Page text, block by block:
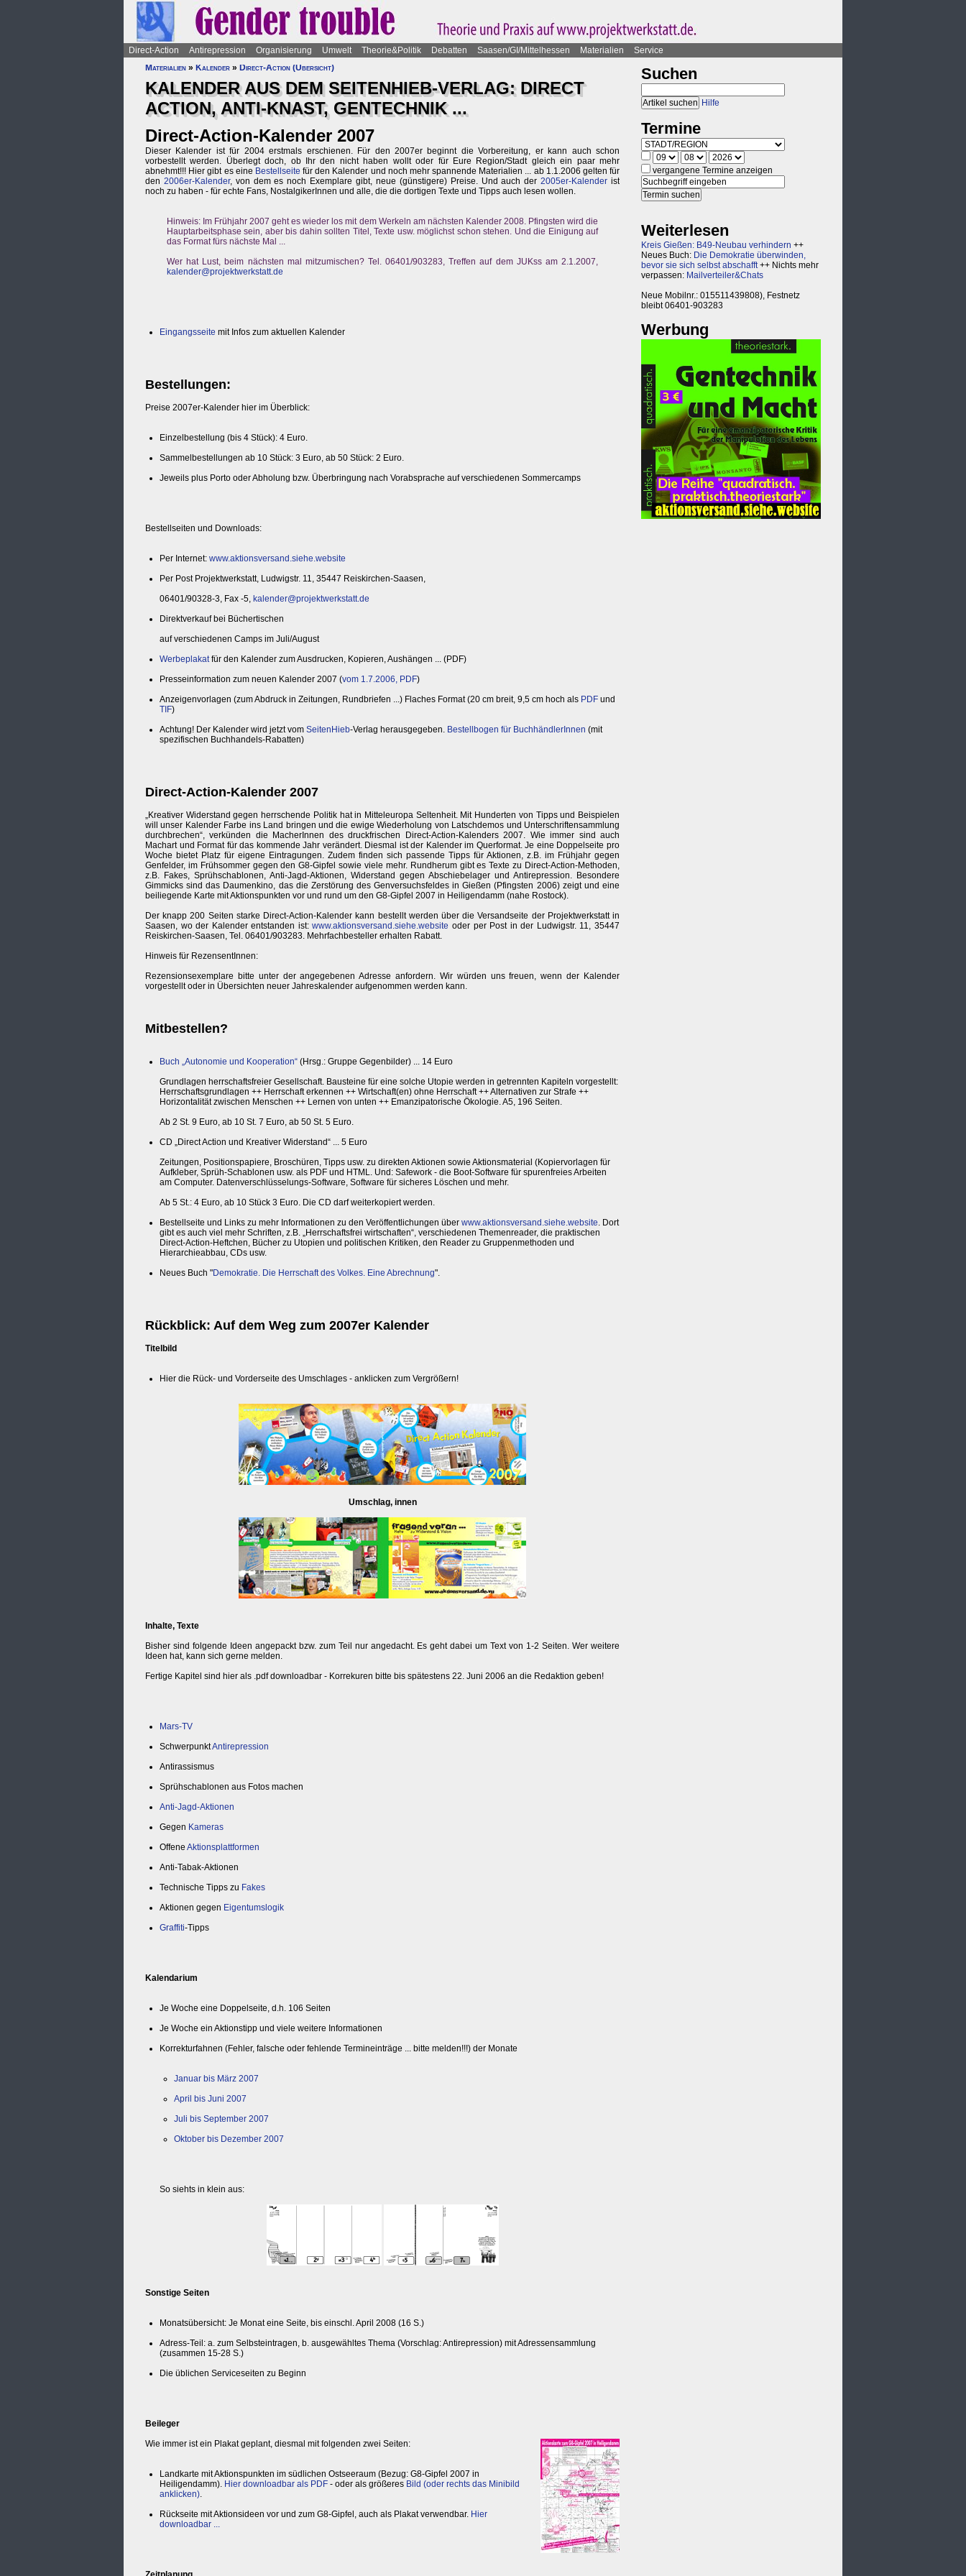
Direct-Action Antirepression Organisierung Umwelt Theorie&Politik Debatten Saasen/GI/Mittelhessen Materialien
Service
Materialien » Kalender » Direct-Action (Übersicht)
KALENDER AUS DEM SEITENHIEB-VERLAG: DIRECT
ACTION, ANTI-KNAST, GENTECHNIK ...
Direct-Action-Kalender 2007
Dieser Kalender ist für 2004 erstmals erschienen. Für den 2007er beginnt die Vorbereitung, er kann auch schon
vorbestellt werden. Überlegt doch, ob Ihr den nicht haben wollt oder für Eure Region/Stadt gleich ein paar mehr
abnehmt!!! Hier gibt es eine Bestellseite für den Kalender und noch mehr spannende Materialien ... ab 1.1.2006 gelten für
den 2006er-Kalender, von dem es noch Exemplare gibt, neue (günstigere) Preise. Und auch der2005er-Kalender ist
noch zu haben - für echte Fans, NostalgikerInnen und alle, die die dortigen Texte und Tipps auch lesen wollen.
Hinweis: Im Frühjahr 2007 geht es wieder los mit dem Werkeln am nächsten Kalender 2008. Pfingsten wird die
Hauptarbeitsphase sein, aber bis dahin sollten Titel, Texte usw. möglichst schon stehen. Und die Einigung auf
das Format fürs nächste Mal ...
Wer hat Lust, beim nächsten mal mitzumischen? Tel. 06401/903283, Treffen auf dem JUKss am 2.1.2007,
kalender@projektwerkstatt.de
Eingangsseite mit Infos zum aktuellen Kalender
Bestellungen:
Preise 2007er-Kalender hier im Überblick:
Einzelbestellung (bis 4 Stück): 4 Euro.
Sammelbestellungen ab 10 Stück: 3 Euro, ab 50 Stück: 2 Euro.
Jeweils plus Porto oder Abholung bzw. Überbringung nach Vorabsprache auf verschiedenen Sommercamps
Bestellseiten und Downloads:
Per Internet: www.aktionsversand.siehe.website
Per Post Projektwerkstatt, Ludwigstr. 11, 35447 Reiskirchen-Saasen,
06401/90328-3, Fax -5, kalender@projektwerkstatt.de
Direktverkauf bei Büchertischen
auf verschiedenen Camps im Juli/August
Werbeplakatfür den Kalender zum Ausdrucken, Kopieren, Aushängen ... (PDF)
Presseinformation zum neuen Kalender 2007 (vom 1.7.2006, PDF)
Anzeigenvorlagen (zum Abdruck in Zeitungen, Rundbriefen ...) Flaches Format (20 cm breit, 9,5 cm hoch als PDF und
TIF)
Achtung! Der Kalender wird jetzt vom SeitenHieb-Verlag herausgegeben. Bestellbogen für BuchhändlerInnen (mit
spezifischen Buchhandels-Rabatten)
Direct-Action-Kalender 2007
„Kreativer Widerstand gegen herrschende Politik hat in Mitteleuropa Seltenheit. Mit Hunderten von Tipps und Beispielen
will unser Kalender Farbe ins Land bringen und die ewige Wiederholung von Latschdemos und Unterschriftensammlung
durchbrechen“, verkünden die MacherInnen des druckfrischen Direct-Action-Kalenders 2007. Wie immer sind auch
Machart und Format für das kommende Jahr verändert. Diesmal ist der Kalender im Querformat. Je eine Doppelseite pro
Woche bietet Platz für eigene Eintragungen. Zudem finden sich passende Tipps für Aktionen, z.B. im Frühjahr gegen
Genfelder, im Frühsommer gegen den G8-Gipfel sowie viele mehr. Rundherum gibt es Texte zu Direct-Action-Methoden,
z.B. Fakes, Sprühschablonen, Anti-Jagd-Aktionen, Widerstand gegen Abschiebelager und Antirepression. Besondere
Gimmicks sind das Daumenkino, das die Zerstörung des Genversuchsfeldes in Gießen (Pfingsten 2006) zeigt und eine
beiliegende Karte mit Aktionspunkten vor und rund um den G8-Gipfel 2007 in Heiligendamm (nahe Rostock).
Der knapp 200 Seiten starke Direct-Action-Kalender kann bestellt werden über die Versandseite der Projektwerkstatt in
Saasen, wo der Kalender entstanden ist:www.aktionsversand.siehe.website oder per Post in der Ludwigstr. 11, 35447
Reiskirchen-Saasen, Tel. 06401/903283. Mehrfachbesteller erhalten Rabatt.
Hinweis für RezensentInnen:
Rezensionsexemplare bitte unter der angegebenen Adresse anfordern. Wir würden uns freuen, wenn der Kalender
vorgestellt oder in Übersichten neuer Jahreskalender aufgenommen werden kann.
Mitbestellen?
Buch „Autonomie und Kooperation“ (Hrsg.: Gruppe Gegenbilder) ... 14 Euro
Grundlagen herrschaftsfreier Gesellschaft. Bausteine für eine solche Utopie werden in getrennten Kapiteln vorgestellt:
Herrschaftsgrundlagen ++ Herrschaft erkennen ++ Wirtschaft(en) ohne Herrschaft ++ Alternativen zur Strafe ++
Horizontalität zwischen Menschen ++ Lernen von unten ++ Emanzipatorische Ökologie. A5, 196 Seiten.
Ab 2 St. 9 Euro, ab 10 St. 7 Euro, ab 50 St. 5 Euro.
CD „Direct Action und Kreativer Widerstand“ ... 5 Euro
Zeitungen, Positionspapiere, Broschüren, Tipps usw. zu direkten Aktionen sowie Aktionsmaterial (Kopiervorlagen für
Aufkleber, Sprüh-Schablonen usw. als PDF und HTML. Und: Safework - die Boot-Software für spurenfreies Arbeiten
am Computer. Datenverschlüsselungs-Software, Software für sicheres Löschen und mehr.
Ab 5 St.: 4 Euro, ab 10 Stück 3 Euro. Die CD darf weiterkopiert werden.
Bestellseite und Links zu mehr Informationen zu den Veröffentlichungen über www.aktionsversand.siehe.website. Dort
gibt es auch viel mehr Schriften, z.B. „Herrschaftsfrei wirtschaften“, verschiedenen Themenreader, die praktischen
Direct-Action-Heftchen, Bücher zu Utopien und politischen Kritiken, den Reader zu Gruppenmethoden und
Hierarchieabbau, CDs usw.
Neues Buch "Demokratie. Die Herrschaft des Volkes. Eine Abrechnung".
Rückblick: Auf dem Weg zum 2007er Kalender
Titelbild
Hier die Rück- und Vorderseite des Umschlages - anklicken zum Vergrößern!
Umschlag, innen
Inhalte, Texte
Bisher sind folgende Ideen angepackt bzw. zum Teil nur angedacht. Es geht dabei um Text von 1-2 Seiten. Wer weitere
Ideen hat, kann sich gerne melden.
Fertige Kapitel sind hier als .pdf downloadbar - Korrekuren bitte bis spätestens 22. Juni 2006 an die Redaktion geben!
Mars-TV
SchwerpunktAntirepression
Antirassismus
Sprühschablonen aus Fotos machen
Anti-Jagd-Aktionen
Gegen Kameras
Offene Aktionsplattformen
Anti-Tabak-Aktionen
Technische Tipps zu Fakes
Aktionen gegen Eigentumslogik
Graffiti-Tipps
Kalendarium
Je Woche eine Doppelseite, d.h. 106 Seiten
Je Woche ein Aktionstipp und viele weitere Informationen
Korrekturfahnen (Fehler, falsche oder fehlende Termineinträge ... bitte melden!!!) der Monate
Januar bis März 2007
April bis Juni 2007
Juli bis September 2007
Oktober bis Dezember 2007
So siehts in klein aus:
Sonstige Seiten
Monatsübersicht: Je Monat eine Seite, bis einschl. April 2008 (16 S.)
Adress-Teil: a. zum Selbsteintragen, b. ausgewähltes Thema (Vorschlag: Antirepression) mit Adressensammlung
(zusammen 15-28 S.)
Die üblichen Serviceseiten zu Beginn
Beileger
Wie immer ist ein Plakat geplant, diesmal mit folgenden zwei Seiten:
Landkarte mit Aktionspunkten im südlichen Ostseeraum (Bezug: G8-Gipfel 2007 in
Heiligendamm). Hier downloadbar als PDF - oder als größeres Bild (oder rechts das Minibild
anklicken).
Rückseite mit Aktionsideen vor und zum G8-Gipfel, auch als Plakat verwendbar. Hier
downloadbar ...
Suchen
Hilfe
Termine
vergangene Termine anzeigen
Weiterlesen
Kreis Gießen: B49-Neubau verhindern ++
Neues Buch: Die Demokratie überwinden,
bevor sie sich selbst abschafft++ Nichts mehr
verpassen: Mailverteiler&Chats
Neue Mobilnr.: 015511439808), Festnetz
bleibt 06401-903283
Werbung